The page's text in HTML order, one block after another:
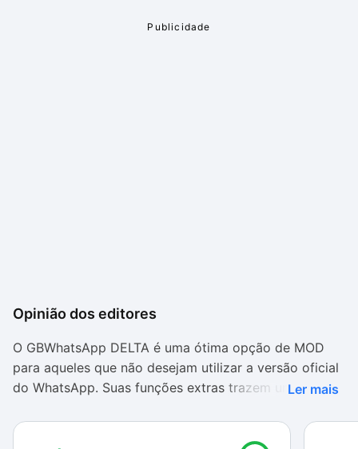
Opinião dos editores
O GBWhatsApp DELTA é uma ótima opção de MOD
para aqueles que não desejam utilizar a versão oficial
do WhatsApp. Suas funções extras trazem uma
precisam buscar outras alternativas para driblar
Ler mais